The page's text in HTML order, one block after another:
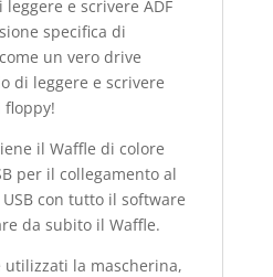
e scrivere ADF
specifica di
un vero drive
di leggere e scrivere
il Waffle di colore
per il collegamento al
con tutto il software
da subito il Waffle.
utilizzati la mascherina,